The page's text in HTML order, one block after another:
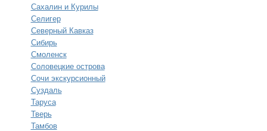
Сахалин и Курилы
Селигер
Северный Кавказ
Сибирь
Смоленск
Соловецкие острова
Сочи экскурсионный
Суздаль
Таруса
Тверь
Тамбов